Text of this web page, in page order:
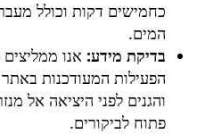
כחמישים דקות וכולל
המים.
בדיקת מידע: אנו
הפעילות המעודכנות
והגנים לפני היציאה אל
פתוח לביקורים.